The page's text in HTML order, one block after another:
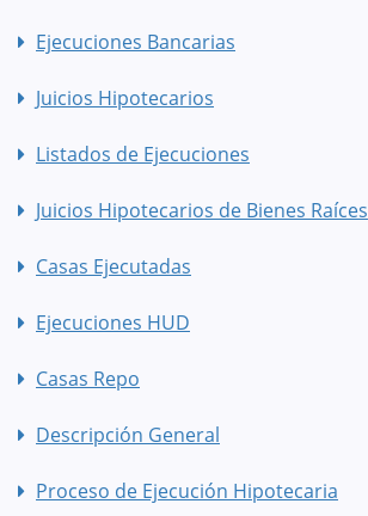
Ejecuciones Bancarias
Juicios Hipotecarios
Listados de Ejecuciones
Juicios Hipotecarios de Bienes Raíces
Casas Ejecutadas
Ejecuciones HUD
Casas Repo
Descripción General
Proceso de Ejecución Hipotecaria